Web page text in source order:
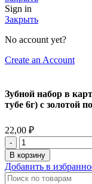
Sign in
Закрыть
No account yet?
Create an Account
Зубной набор в
тубе 6г) с золотой
22,00 ₽
В корзину
Добавить в